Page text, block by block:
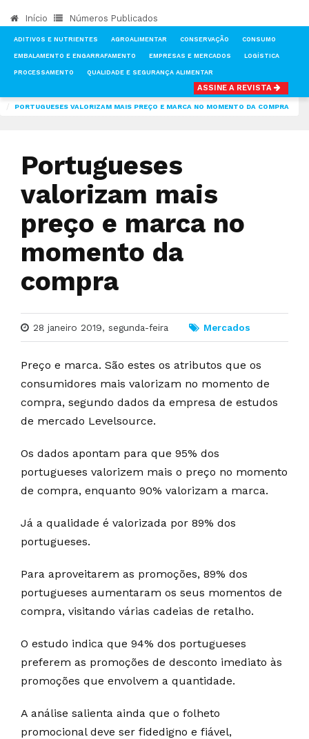
Início Números Publicados
ADITIVOS E NUTRIENTES AGROALIMENTAR CONSERVAÇÃO CONSUMO
EMBALAMENTO E ENGARRAFAMENTO EMPRESAS E MERCADOS LOGÍSTICA
PROCESSAMENTO QUALIDADE E SEGURANÇA ALIMENTAR
ASSINE A REVISTA
PORTUGUESES VALORIZAM MAIS PREÇO E MARCA NO MOMENTO DA COMPRA
Portugueses
valorizam mais
preço e marca no
momento da
compra
28 janeiro 2019, segunda-feira Mercados
Preço e marca. São estes os atributos que os
consumidores mais valorizam no momento de
compra, segundo dados da empresa de estudos
de mercado Levelsource.
Os dados apontam para que 95% dos
portugueses valorizem mais o preço no momento
de compra, enquanto 90% valorizam a marca.
Já a qualidade é valorizada por 89% dos
portugueses.
Para aproveitarem as promoções, 89% dos
portugueses aumentaram os seus momentos de
compra, visitando várias cadeias de retalho.
O estudo indica que 94% dos portugueses
preferem as promoções de desconto imediato às
promoções que envolvem a quantidade.
A análise salienta ainda que o folheto
promocional deve ser fidedigno e fiável,